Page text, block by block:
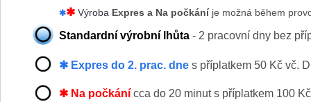
✱ Expres do 2. prac. dne s příplatkem 50 Kč vč.
Standardní výrobní lhůta - 2 pracovní dny bez
✱ Na počkání cca do 20 minut s příplatkem 100
✱✱ Výroba Expres a Na počkání je možná během